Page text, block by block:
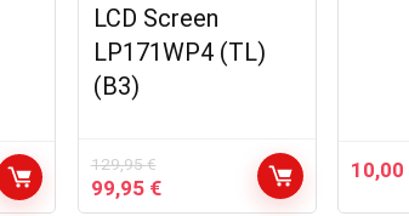
LCD Screen
LP171WP4 (TL)
(B3)
129,95€
Le
prix
99,95 €Le
prix
10,00